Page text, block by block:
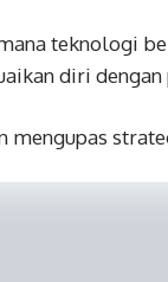
teknologi
diri
mengupas